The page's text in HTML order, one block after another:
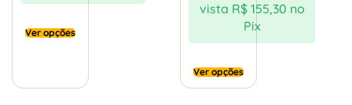
Ver opções
vista R$155,30 no
Pix
Ver opções